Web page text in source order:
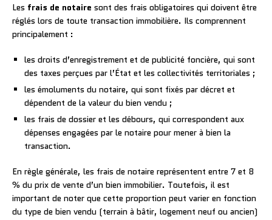
Les frais de notaire sont des frais obligatoires qui doivent être
réglés lors de toute transaction immobilière. Ils comprennent
principalement :
les droits d’enregistrement et de publicité foncière, qui sont
des taxes perçues par l’État et les collectivités territoriales ;
les émoluments du notaire, qui sont fixés par décret et
dépendent de la valeur du bien vendu ;
les frais de dossier et les débours, qui correspondent aux
dépenses engagées par le notaire pour mener à bien la
transaction.
En règle générale, les frais de notaire représentent entre 7 et 8
% du prix de vente d’un bien immobilier. Toutefois, il est
important de noter que cette proportion peut varier en fonction
du type de bien vendu (terrain à bâtir, logement neuf ou ancien)